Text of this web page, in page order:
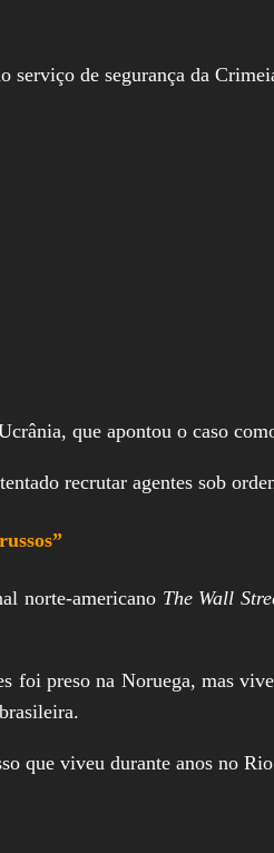
serviço de segurança da
que apontou o caso
recrutar agentes sob
norte-americano The Wall
foi preso na Noruega, mas
que viveu durante anos no